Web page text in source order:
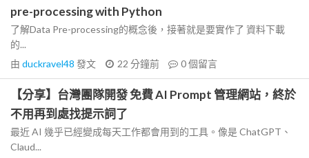
pre-processing with Python
了解Data Pre-processing的概念後，接著就是要實作了 資料下載
的...
由 duckravel48 發文 22 分鐘前 0個留言
【分享】台灣團隊開發 免費 AI Prompt 管理網站，終於
不用再到處找提示詞了
最近 AI 幾乎已經變成每天工作都會用到的工具。像是 ChatGPT、
Claud...